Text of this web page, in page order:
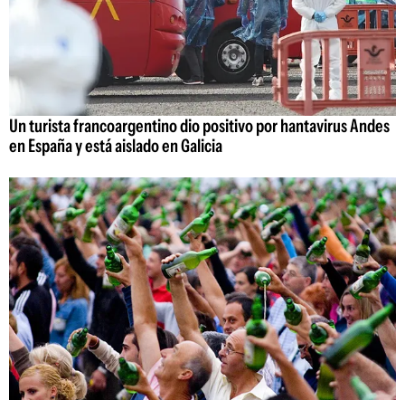
Un turista francoargentino dio positivo por hantavirus Andes
en España y está aislado en Galicia